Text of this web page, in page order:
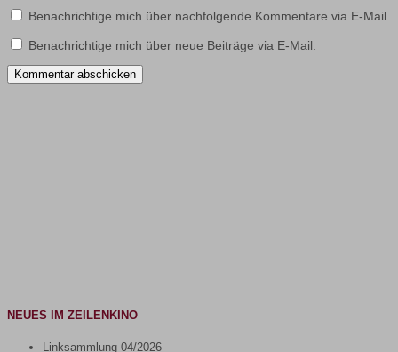
Benachrichtige mich über nachfolgende Kommentare via E-Mail.
Benachrichtige mich über neue Beiträge via E-Mail.
NEUES IM ZEILENKINO
Linksammlung 04/2026